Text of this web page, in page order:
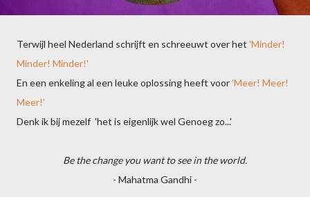
Terwijl heel Nederland schrijft en schreeuwt over het 'Minder!
Minder! Minder!'
En een enkeling al een leuke oplossing heeft voor'Meer! Meer!
Meer!'
Denk ik bij mezelf 'het is eigenlijk wel Genoeg zo...'
Be the change you want to see in the world.
- Mahatma Gandhi -